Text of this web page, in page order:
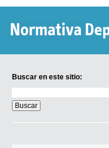
Buscar en este sitio:
en
este
sitio: